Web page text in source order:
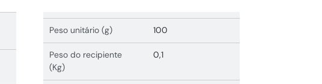
Peso unitário (g) 100
Peso do recipiente
(Kg)
0,1